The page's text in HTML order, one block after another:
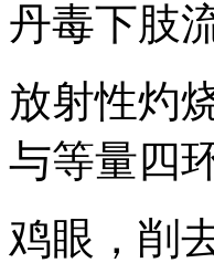
丹毒下肢
放射性灼
与等量四
鸡眼，削